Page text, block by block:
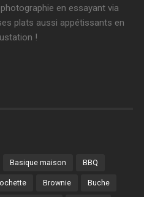
en essayant via
plats aussi appétissants en
!
Basique maison BBQ
Brownie Buche